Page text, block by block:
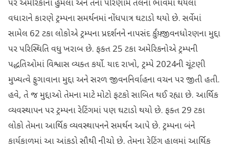
પર અમેરિકાના હુમલા અને તેના પરિણામે તેલના ભાવમાં થયેલા
વધારાને કારણે ટ્રમ્પના સમર્થનમાં નોંધપાત્ર ઘટાડો થયો છે. સર્વેમાં
સામેલ 62 ટકા લોકોએ ટ્રમ્પના પ્રદર્શનને નાપસંદ કર્યું. જીવનધોરણના મુદ્દા
પર પરિસ્થિતિ વધુ ખરાબ છે. ફક્ત 25 ટકા અમેરિકનોએ ટ્રમ્પની
પદ્ધતિઓમાં વિશ્વાસ વ્યક્ત કર્યો. યાદ રાખો, ટ્રમ્પે 2024ની ચૂંટણી
મુખ્યત્વે ફુગાવાના મુદ્દા અને સરળ જીવનનિર્વાહના વચન પર જીતી હતી.
હવે, તે જ મુદ્દાઓ તેમના માટે મોટો ફટકો સાબિત થઈ રહ્યા છે. આર્થિક
વ્યવસ્થાપન પર ટ્રમ્પના રેટિંગમાં પણ ઘટાડો થયો છે. ફક્ત 29 ટકા
લોકો તેમના આર્થિક વ્યવસ્થાપનને સમર્થન આપે છે. ટ્રમ્પના બંને
કાર્યકાળમાં આ આંકડો સૌથી નીચો છે. તેમના રેટિંગ હાલમાં આર્થિક